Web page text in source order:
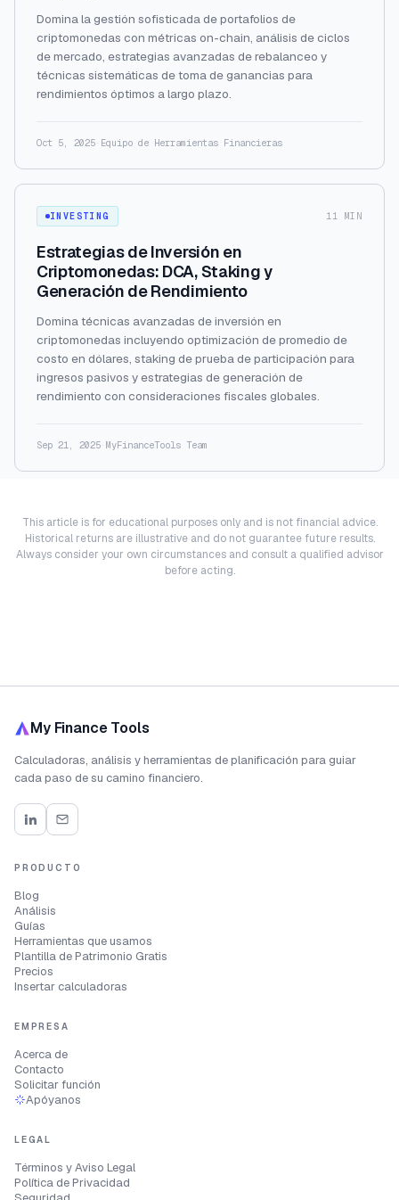
Domina la gestión sofisticada de portafolios de
criptomonedas con métricas on-chain, análisis de ciclos
de mercado, estrategias avanzadas de rebalanceo y
técnicas sistemáticas de toma de ganancias para
rendimientos óptimos a largo plazo.
Oct 5, 2025· Equipo de Herramientas Financieras
INVESTING 11 MIN
Estrategias de Inversión en
Criptomonedas: DCA, Staking y
Generación de Rendimiento
Domina técnicas avanzadas de inversión en
criptomonedas incluyendo optimización de promedio de
costo en dólares, staking de prueba de participación para
ingresos pasivos y estrategias de generación de
rendimiento con consideraciones fiscales globales.
Sep 21, 2025· MyFinanceTools Team
This article is for educational purposes only and is not financial advice.
Historical returns are illustrative and do not guarantee future results.
Always consider your own circumstances and consult a qualified advisor
before acting.
My Finance Tools
Calculadoras, análisis y herramientas de planificación para guiar
cada paso de su camino financiero.
PRODUCTO
Blog
Análisis
Guías
Herramientas que usamos
Plantilla de Patrimonio Gratis
Precios
Insertar calculadoras
EMPRESA
Acerca de
Contacto
Solicitar función
Apóyanos
LEGAL
Términos y Aviso Legal
Política de Privacidad